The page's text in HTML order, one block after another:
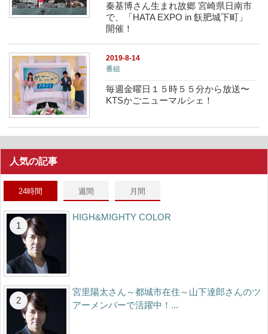
秦基博さん生まれ故郷 宮崎県日南市
で、「HATA EXPO in 飫肥城下町」
開催！
2019-8-14
番組
毎週金曜日１５時５５分から放送〜
KTSかごニューマルシェ！
人気の記事
24時間 週間 月間
HIGH&MIGHTY COLOR
宮里陽太さん～都城市在住～山下達郎さんのツ
アーメンバーで活躍中！...